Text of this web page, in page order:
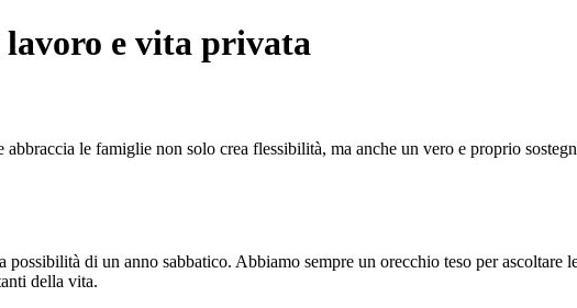
e vita privata
le famiglie non solo crea flessibilità, ma anche un vero e proprio
di un anno sabbatico. Abbiamo sempre un orecchio teso per ascoltare
della vita.